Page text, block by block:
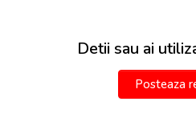
Detii sau ai
Posteaza